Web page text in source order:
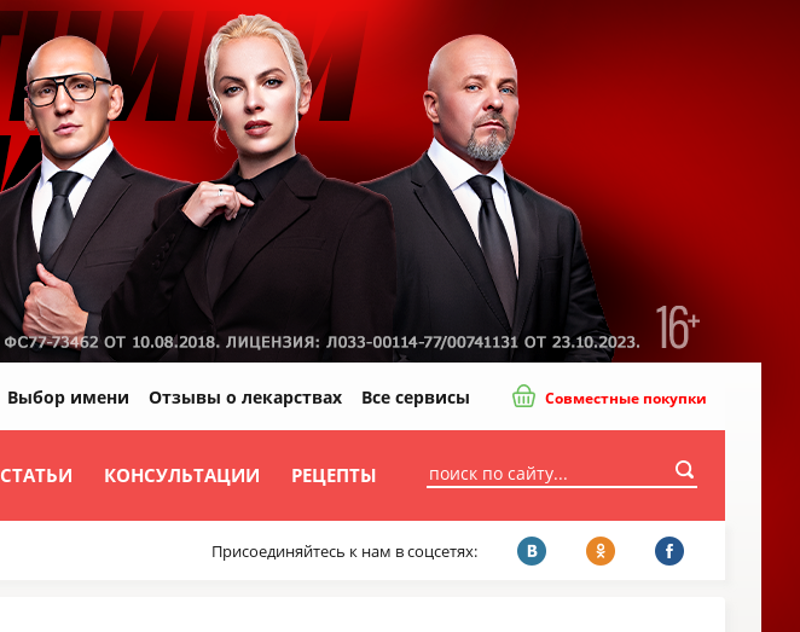
СТАТЬИ КОНСУЛЬТАЦИИ РЕЦЕПТЫ
Выбор имени Отзывы о лекарствах Все сервисы Совместные покупки
Присоединяйтесь к нам в соцсетях: